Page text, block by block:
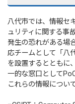
八代市では、情報セ
ュリティに関する事
発生の恐れがある場
応チームとして「八
を設置するとともに
一的な窓口として
これらの情報につい